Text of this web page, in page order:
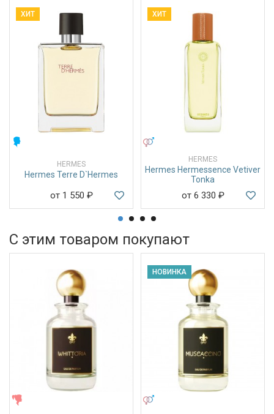
ХИТ
HERMES
Hermes Terre D`Hermes
от 1 550 ₽
ХИТ
HERMES
Hermes Hermessence Vetiver
Tonka
от 6 330 ₽
С этим товаром покупают
НОВИНКА